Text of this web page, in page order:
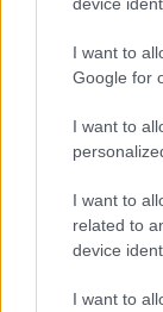
I want to
Google for
I want to
I want to
related to
device
I want to